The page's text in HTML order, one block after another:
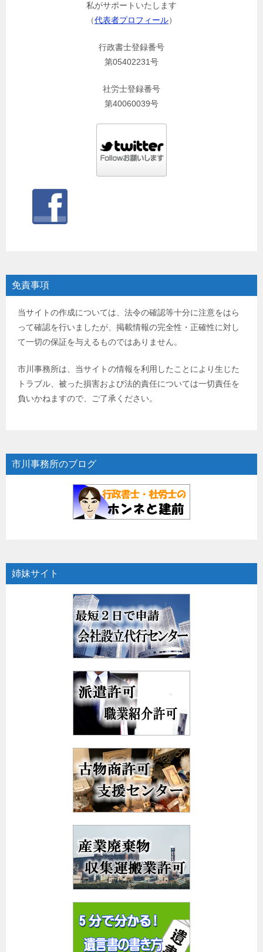
私がサポートいたします
（代表者プロフィール）
行政書士登録番号
第05402231号
社労士登録番号
第40060039号
免責事項
当サイトの作成については、法令の確認等十分に注意をはら
って確認を行いましたが、掲載情報の完全性・正確性に対し
て一切の保証を与えるものではありません。
市川事務所は、当サイトの情報を利用したことにより生じた
トラブル、被った損害および法的責任については一切責任を
負いかねますので、ご了承ください。
市川事務所のブログ
姉妹サイト